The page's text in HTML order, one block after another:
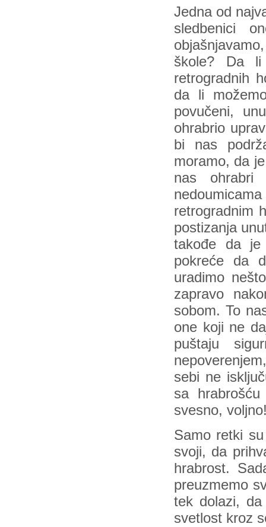
Jedna od
sledbenici
škole? Da
retrogradnih
da li
povučeni,
ohrabrio
bi nas
moramo, da
nas ohrabri
retrogradnim
postizanja
takođe da je
pokreće da
uradimo
zapravo
sobom. To
one koji ne
puštaju
sebi ne
sa
svesno,
Samo retki
svoji, da
hrabrost.
preuzmemo
tek dolazi,
svetlost kroz